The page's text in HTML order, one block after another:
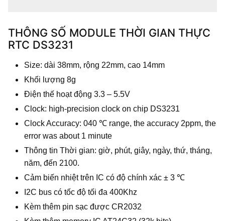
THÔNG SỐ MODULE THỜI GIAN THỰC
RTC DS3231
Size: dài 38mm, rộng 22mm, cao 14mm
Khối lượng 8g
Điện thế hoạt động 3.3 – 5.5V
Clock: high-precision clock on chip DS3231
Clock Accuracy: 040 ℃ range, the accuracy 2ppm, the
error was about 1 minute
Thông tin Thời gian: giờ, phút, giây, ngày, thứ, tháng,
năm, đến 2100.
Cảm biến nhiệt trên IC có độ chính xác ± 3 ℃
I2C bus có tốc độ tối đa 400Khz
Kèm thêm pin sạc được CR2032